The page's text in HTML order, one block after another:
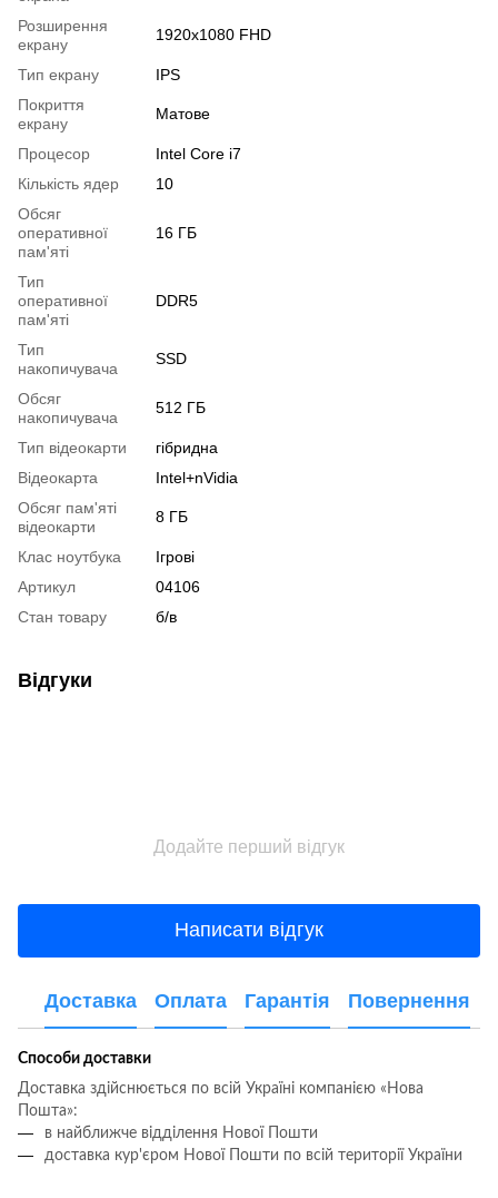
Розширення
екрану
1920x1080 FHD
Тип екрану
IPS
Покриття
екрану
Матове
Процесор
Intel Core i7
Кількість ядер
10
Обсяг
оперативної
пам'яті
16 ГБ
Тип
оперативної
пам'яті
DDR5
Тип
накопичувача
SSD
Обсяг
накопичувача
512 ГБ
Тип відеокарти
гібридна
Відеокарта
Intel+nVidia
Обсяг пам'яті
відеокарти
8 ГБ
Клас ноутбука
Ігрові
Артикул
04106
Стан товару
б/в
Відгуки
Додайте перший відгук
Написати відгук
Доставка Оплата Гарантія Повернення
Способи доставки
Доставка здійснюється по всій Україні компанією «Нова
Пошта»:
в найближче відділення Нової Пошти
доставка кур'єром Нової Пошти по всій території України